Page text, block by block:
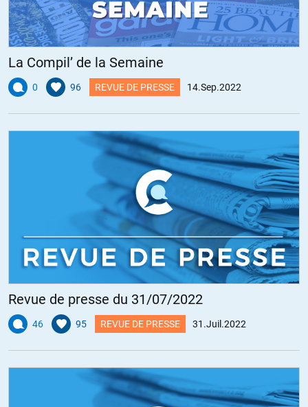
La Compil’ de la Semaine
0 96 REVUE DE PRESSE 14.Sep.2022
Revue de presse du 31/07/2022
46 95 REVUE DE PRESSE 31.Juil.2022